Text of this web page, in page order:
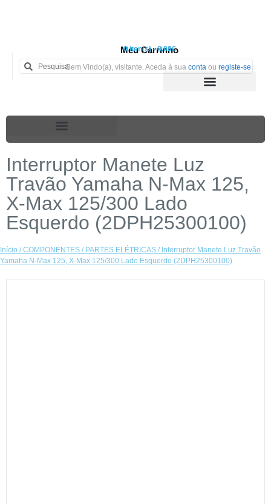
Meu Carrinho
0 iten(s) - 0.00€
Bem Vindo(a), visitante. Aceda à sua conta ou registe-se.
Interruptor Manete Luz
Travão Yamaha N-Max 125,
X-Max 125/300 Lado
Esquerdo (2DPH25300100)
Início /COMPONENTES / PARTES ELÉTRICAS / Interruptor Manete Luz Travão
Yamaha N-Max 125, X-Max 125/300 Lado Esquerdo (2DPH25300100)